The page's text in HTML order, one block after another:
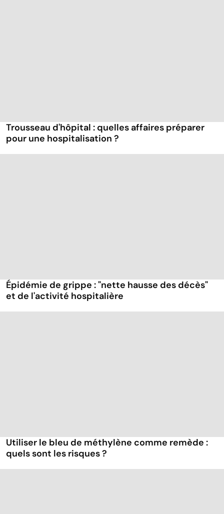
Trousseau d'hôpital : quelles affaires préparer
pour une hospitalisation ?
Épidémie de grippe : "nette hausse des décès"
et de l'activité hospitalière
Utiliser le bleu de méthylène comme remède :
quels sont les risques ?